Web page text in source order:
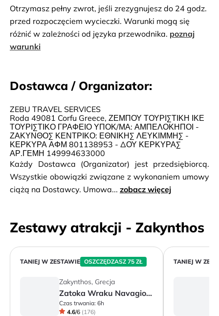
Otrzymasz pełny zwrot, jeśli zrezygnujesz do 24 godz.
przed rozpoczęciem wycieczki. Warunki mogą się
różnić w zależności od języka przewodnika. poznaj
warunki
Dostawca / Organizator:
ZEBU TRAVEL SERVICES
Roda 49081 Corfu Greece, ΖΕΜΠΟΥ ΤΟΥΡΙΣΤΙΚΗ ΙΚΕ
ΤΟΥΡΙΣΤΙΚΟ ΓΡΑΦΕΙΟ ΥΠΟΚ/ΜΑ: ΑΜΠΕΛΟΚΗΠΟΙ -
ΖΑΚΥΝΘΟΣ ΚΕΝΤΡΙΚΟ: ΕΘΝΙΚΗΣ ΛΕΥΚΙΜΜΗΣ -
ΚΕΡΚΥΡΑ ΑΦΜ 801138953 - ΔΟΥ ΚΕΡΚΥΡΑΣ
ΑΡ.ΓΕΜΗ 149994633000
Każdy Dostawca (Organizator) jest przedsiębiorcą.
Wszystkie obowiązki związane z wykonaniem umowy
ciążą na Dostawcy. Umowa... zobacz więcej
Zestawy atrakcji - Zakynthos
TANIEJ W ZESTAWIE OSZCZĘDZASZ 75 ZŁ
Zakynthos, Grecja
Zatoka Wraku Navagio i Błękitne Groty - rejs po północnym wybrzeżu Zakyntho...
Czas trwania: 6h
4.6/6 (176)
TANIEJ W